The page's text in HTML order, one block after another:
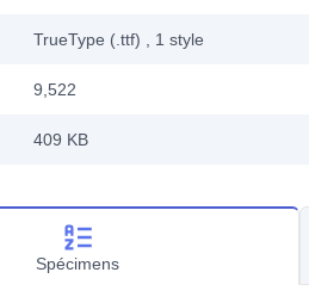
TrueType (.ttf) , 1 style
9,522
409 KB
Spécimens